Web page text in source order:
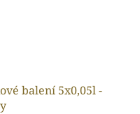
balení 5x0,05l -